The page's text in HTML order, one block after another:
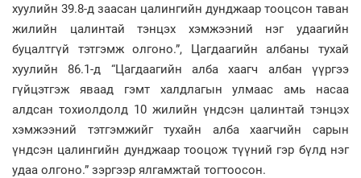
хуулийн 39.8-д заасан цалингийн дунджаар тооцсон таван
жилийн цалинтай тэнцэх хэмжээний нэг удаагийн
буцалтгүй тэтгэмж олгоно.”, Цагдаагийн албаны тухай
хуулийн 86.1-д “Цагдаагийн алба хаагч албан үүргээ
гүйцэтгэж яваад гэмт халдлагын улмаас амь насаа
алдсан тохиолдолд 10 жилийн үндсэн цалинтай тэнцэх
хэмжээний тэтгэмжийг тухайн алба хаагчийн сарын
үндсэн цалингийн дунджаар тооцож түүний гэр бүлд нэг
удаа олгоно.” зэргээр ялгамжтай тогтоосон.